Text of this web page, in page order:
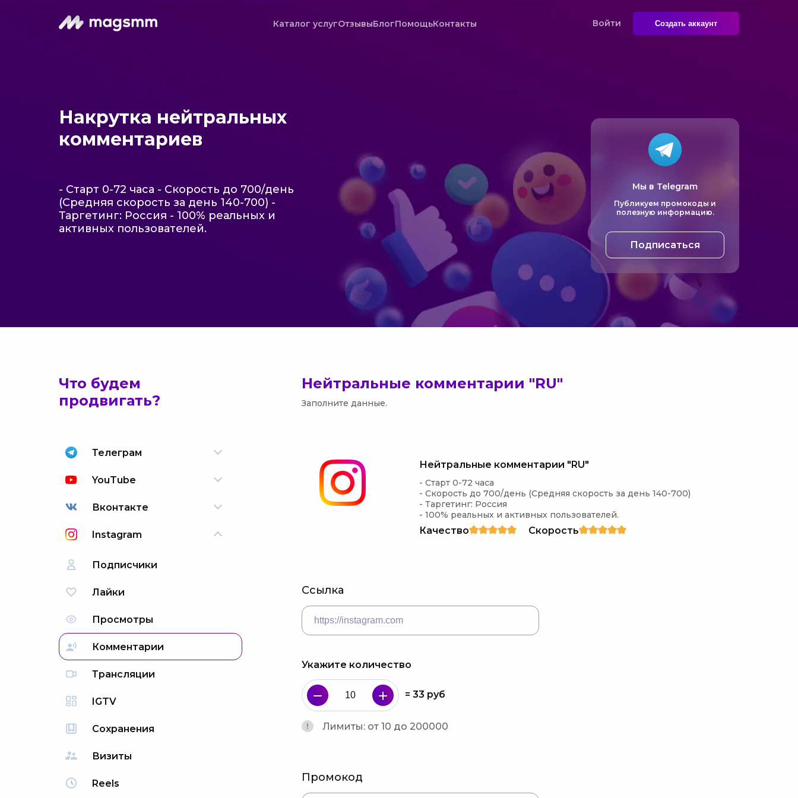
Каталог услугОтзывыБлогПомощьКонтакты Войти Создать аккаунт
Накрутка нейтральных
комментариев
- Старт 0-72 часа - Скорость до 700/день
(Средняя скорость за день 140-700) -
Таргетинг: Россия - 100% реальных и
активных пользователей.
Мы в Telegram
Публикуем промокоды и
полезную информацию.
Подписаться
Что будем
продвигать?
Телеграм
YouTube
Вконтакте
Instagram
Подписчики
Лайки
Просмотры
Комментарии
Трансляции
IGTV
Сохранения
Визиты
Reels
Нейтральные комментарии "RU"
Заполните данные.
Нейтральные комментарии "RU"
- Старт 0-72 часа
- Скорость до 700/день (Средняя скорость за день 140-700)
- Таргетинг: Россия
- 100% реальных и активных пользователей.
Качество Скорость
Ссылка
Укажите количество
=33 руб
Лимиты: от 10 до 200000
Промокод